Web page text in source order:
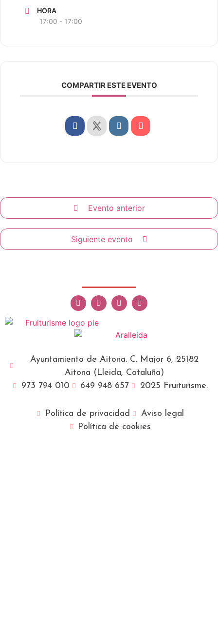
HORA
17:00 - 17:00
COMPARTIR ESTE EVENTO
Evento anterior
Siguiente evento
Ayuntamiento de Aitona. C. Major 6, 25182
Aitona (Lleida, Cataluña)
973 794 010
649 948 657 2025 Fruiturisme.
Política de privacidad
Aviso legal
Política de cookies